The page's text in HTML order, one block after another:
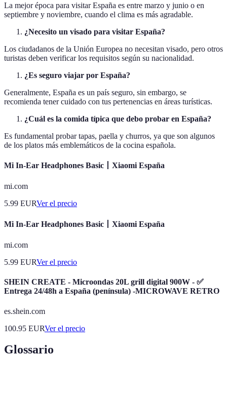
La mejor época para visitar España es entre marzo y junio o en
septiembre y noviembre, cuando el clima es más agradable.
¿Necesito un visado para visitar España?
Los ciudadanos de la Unión Europea no necesitan visado, pero otros
turistas deben verificar los requisitos según su nacionalidad.
¿Es seguro viajar por España?
Generalmente, España es un país seguro, sin embargo, se
recomienda tener cuidado con tus pertenencias en áreas turísticas.
¿Cuál es la comida típica que debo probar en España?
Es fundamental probar tapas, paella y churros, ya que son algunos
de los platos más emblemáticos de la cocina española.
Mi In-Ear Headphones Basic丨Xiaomi España
mi.com
5.99 EURVer el precio
Mi In-Ear Headphones Basic丨Xiaomi España
mi.com
5.99 EURVer el precio
SHEIN CREATE - Microondas 20L grill digital 900W - ✅
Entrega 24/48h a España (península) -MICROWAVE RETRO
es.shein.com
100.95 EURVer el precio
Glossario